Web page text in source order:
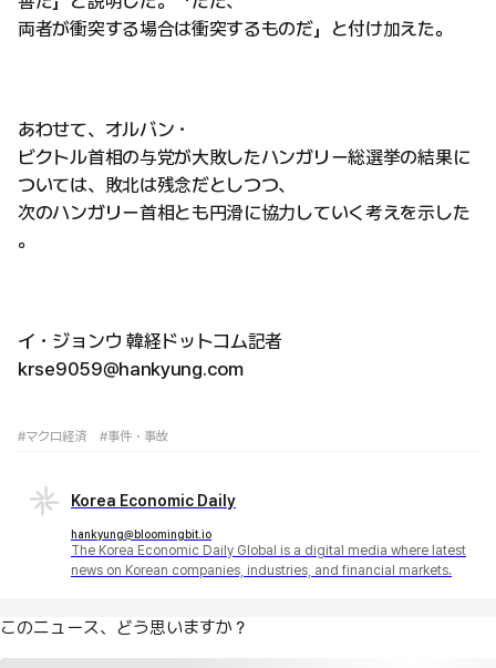
両者が衝突する場合は衝突するものだ」と付け加えた。
あわせて、オルバン・
ビクトル首相の与党が大敗したハンガリー総選挙の結果に
ついては、敗北は残念だとしつつ、
次のハンガリー首相とも円滑に協力していく考えを示した
。
イ・ジョンウ 韓経ドットコム記者
krse9059@hankyung.com
#マクロ経済 #事件・事故
Korea Economic Daily
hankyung@bloomingbit.io
The Korea Economic Daily Global is a digital media where latest
news on Korean companies, industries, and financial markets.
このニュース、どう思いますか？